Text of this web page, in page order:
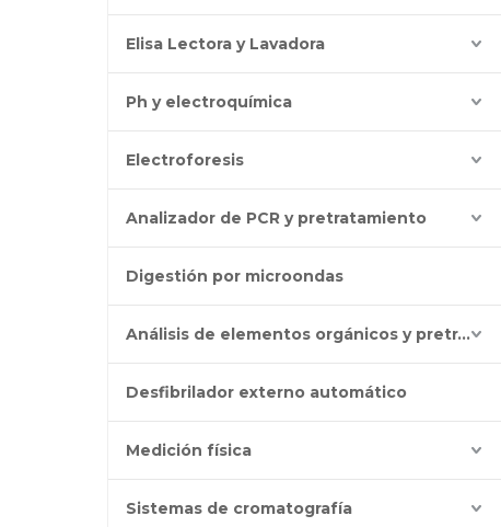
Elisa Lectora y Lavadora
Ph y electroquímica
Electroforesis
Analizador de PCR y pretratamiento
Digestión por microondas
Análisis de elementos orgánicos y pretratamiento
Desfibrilador externo automático
Medición física
Sistemas de cromatografía